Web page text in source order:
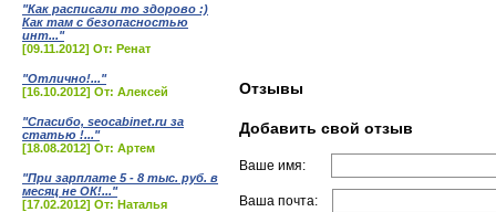
"Как расписали то здорово :)
Как там с безопасностью
инт..."
[09.11.2012] От: Ренат
"Отлично!..."
[16.10.2012] От: Алексей
"Спасибо, seocabinet.ru за
статью !..."
[18.08.2012] От: Артем
"При зарплате 5 - 8 тыс. руб. в
месяц не ОК!..."
[17.02.2012] От: Наталья
Отзывы
Добавить свой отзыв
Ваше имя:
Ваша почта: